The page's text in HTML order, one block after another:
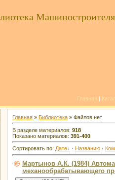
Машиностроителя
Главная |
Главная » Библиотека » Файлов нет
В разделе материалов: 918
Показано материалов: 391-400
Сортировать по: Дате · Названию ·
Мартынов А.К. (1984)
механообрабатывающего